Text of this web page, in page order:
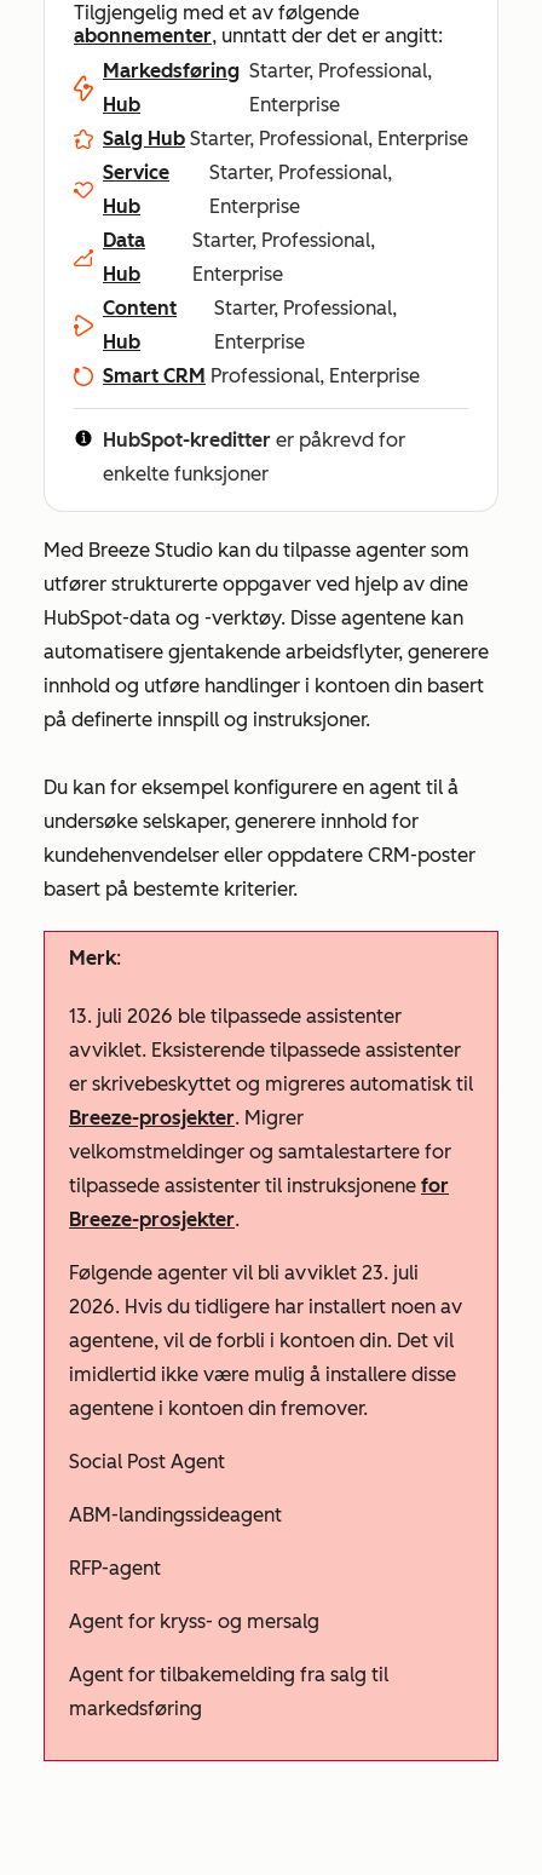
Tilgjengelig med et av følgende
abonnementer, unntatt der det er angitt:
Markedsføring
Hub
Starter, Professional,
Enterprise
Salg Hub Starter, Professional, Enterprise
Service
Hub
Starter, Professional,
Enterprise
Data
Hub
Starter, Professional,
Enterprise
Content
Hub
Starter, Professional,
Enterprise
Smart CRM Professional, Enterprise
HubSpot-kreditter er påkrevd for
enkelte funksjoner
Med Breeze Studio kan du tilpasse agenter som
utfører strukturerte oppgaver ved hjelp av dine
HubSpot-data og -verktøy. Disse agentene kan
automatisere gjentakende arbeidsflyter, generere
innhold og utføre handlinger i kontoen din basert
på definerte innspill og instruksjoner.
Du kan for eksempel konfigurere en agent til å
undersøke selskaper, generere innhold for
kundehenvendelser eller oppdatere CRM-poster
basert på bestemte kriterier.
Merk:
13. juli 2026 ble tilpassede assistenter
avviklet. Eksisterende tilpassede assistenter
er skrivebeskyttet og migreres automatisk til
Breeze-prosjekter. Migrer
velkomstmeldinger og samtalestartere for
tilpassede assistenter til instruksjonene for
Breeze-prosjekter.
Følgende agenter vil bli avviklet 23. juli
2026. Hvis du tidligere har installert noen av
agentene, vil de forbli i kontoen din. Det vil
imidlertid ikke være mulig å installere disse
agentene i kontoen din fremover.
Social Post Agent
ABM-landingssideagent
RFP-agent
Agent for kryss- og mersalg
Agent for tilbakemelding fra salg til
markedsføring